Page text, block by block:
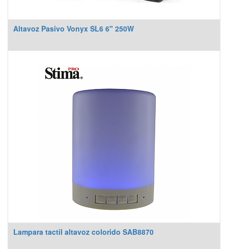
Altavoz Pasivo Vonyx SL6 6" 250W
Lampara tactil altavoz colorido SAB8870